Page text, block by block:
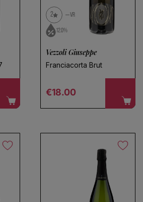
2 VR
12.0%
Vezzoli Giuseppe
Franciacorta Brut
Regular price
€18.00